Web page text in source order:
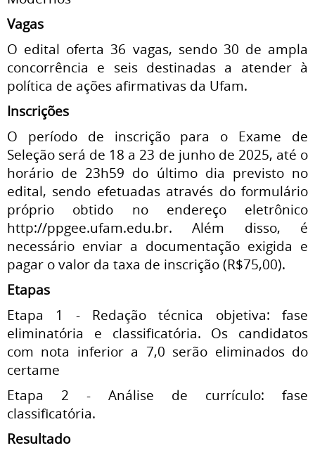
Vagas
O edital oferta 36 vagas, sendo 30 de ampla
concorrência e seis destinadas a atender à
política de ações afirmativas da Ufam.
Inscrições
O período de inscrição para o Exame de
Seleção será de 18 a 23 de junho de 2025, até o
horário de 23h59 do último dia previsto no
edital, sendo efetuadas através do formulário
próprio obtido no endereço eletrônico
http://ppgee.ufam.edu.br. Além disso, é
necessário enviar a documentação exigida e
pagar o valor da taxa de inscrição (R$75,00).
Etapas
Etapa 1 - Redação técnica objetiva: fase
eliminatória e classificatória. Os candidatos
com nota inferior a 7,0 serão eliminados do
certame
Etapa 2 - Análise de currículo: fase
classificatória.
Resultado